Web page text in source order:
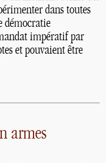
dans toutes
démocratie
impératif par
et pouvaient être
armes